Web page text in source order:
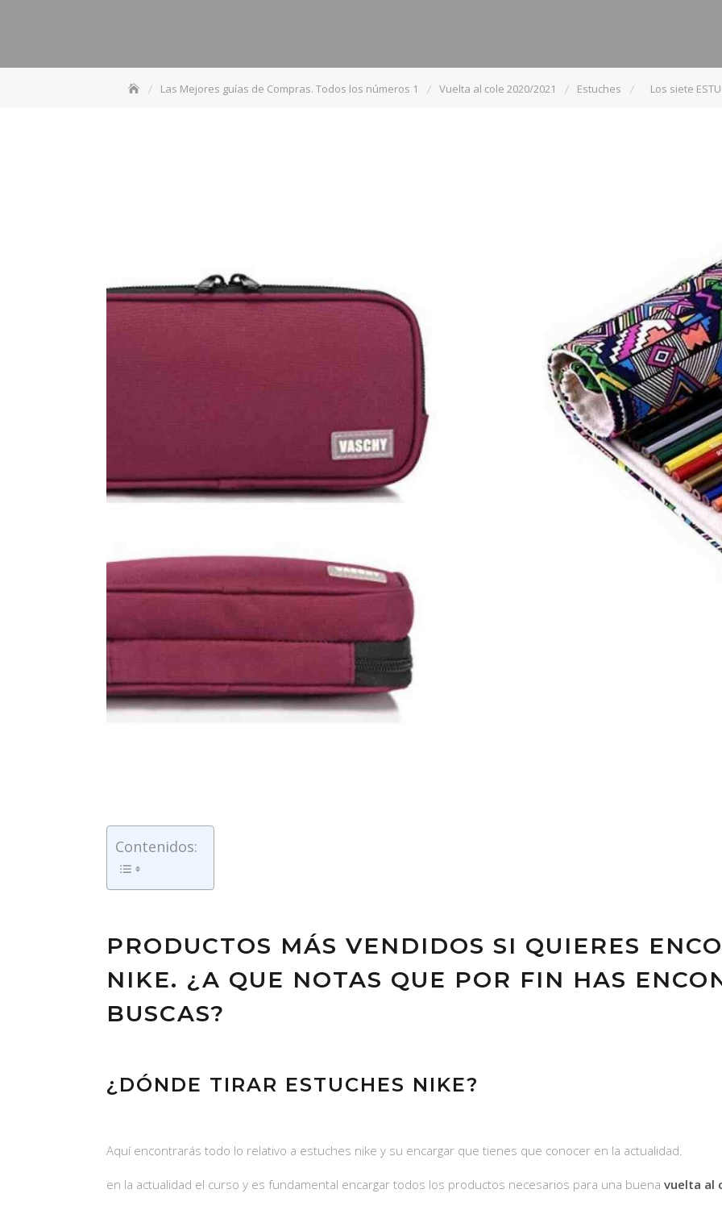
Las Mejores guías de Compras. Todos los números 1 Vuelta al cole 2020/2021 Estuches Los siete
Contenidos:
PRODUCTOS MÁS VENDIDOS SI QUIERES
NIKE. ¿A QUE NOTAS QUE POR FIN HAS
BUSCAS?
¿DÓNDE TIRAR ESTUCHES NIKE?
Aquí encontrarás todo lo relativo a estuches nike y su encargar que tienes que conocer en la actualidad.
en la actualidad el curso y es fundamental encargar todos los productos necesarios para una buena vuelta al